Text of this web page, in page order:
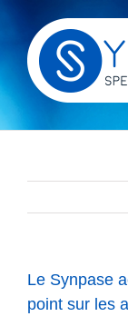
contenu
Le Synpase
point sur les